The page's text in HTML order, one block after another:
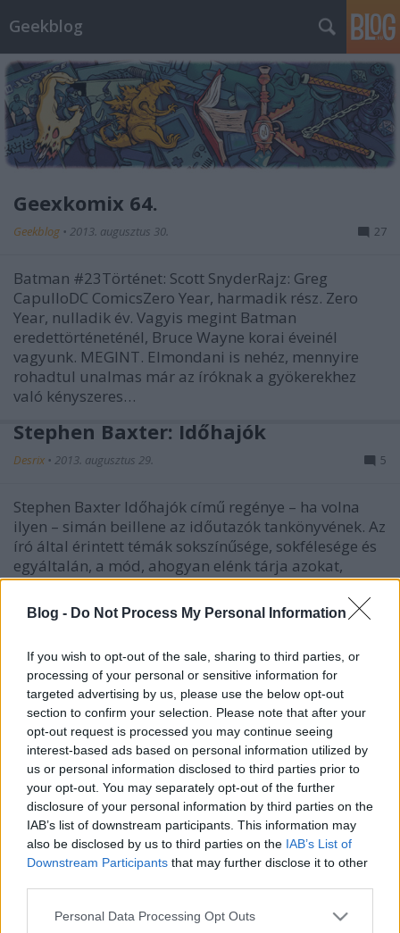
Blog - Do Not Process My Personal Information
If you wish to opt-out of the sale, sharing to third parties, or
processing of your personal or sensitive information for
targeted advertising by us, please use the below opt-out
section to confirm your selection. Please note that after your
opt-out request is processed you may continue seeing
interest-based ads based on personal information utilized by
us or personal information disclosed to third parties prior to
your opt-out. You may separately opt-out of the further
disclosure of your personal information by third parties on the
IAB’s list of downstream participants. This information may
also be disclosed by us to third parties on the IAB’s List of
Downstream Participants that may further disclose it to other
Please note that this website/app uses one or more Google
Personal Data Processing Opt Outs
Geekblog
Geexkomix 64.
Geekblog • 2013. augusztus 30. 27
Batman #23Történet: Scott SnyderRajz: Greg
CapulloDC ComicsZero Year, harmadik rész. Zero
Year, nulladik év. Vagyis megint Batman
eredettörténeténél, Bruce Wayne korai éveinél
vagyunk. MEGINT. Elmondani is nehéz, mennyire
rohadtul unalmas már az íróknak a gyökerekhez
való kényszeres…
Stephen Baxter: Időhajók
Desrix • 2013. augusztus 29. 5
Stephen Baxter Időhajók című regénye – ha volna
ilyen – simán beillene az időutazók tankönyvének. Az
író által érintett témák sokszínűsége, sokfélesége és
egyáltalán, a mód, ahogyan elénk tárja azokat,
egyfelől megnyugtatóan ismerős, másfelől
borzongatóan…
The Faculty - Az Invázium
Nemes András •2013. augusztus 28.
Robert Rodríguez pályája finoman szólva is
egyenetlen minőségű: minimális költségvetésű, teljes
mértékben szerzőinek tekinthető filmje, az El
Mariachi, és annak hollywoodi sztárokkal és
látványos robbantásokkal felturbózott folytatásai, a
Desperado és a Volt egyszer egy…
Waxwork